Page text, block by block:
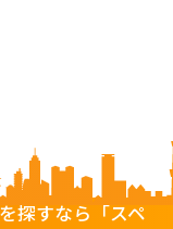
探すなら「スペ